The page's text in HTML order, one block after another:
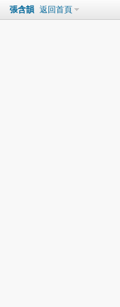
張含韻 返回首頁